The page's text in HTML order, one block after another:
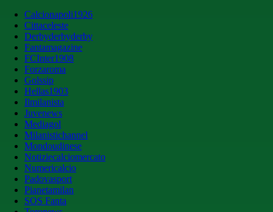
Calcionapoli1926
Cittaceleste
Derbyderbyderby
Fantamagazine
FCInter1908
Forzaroma
Golssip
Hellas1903
Ilmilanista
Juvenews
Mediagol
Milanistichannel
Mondoudinese
Notiziecalciomercato
Numericalcio
Padovasport
Pianetamilan
SOS Fanta